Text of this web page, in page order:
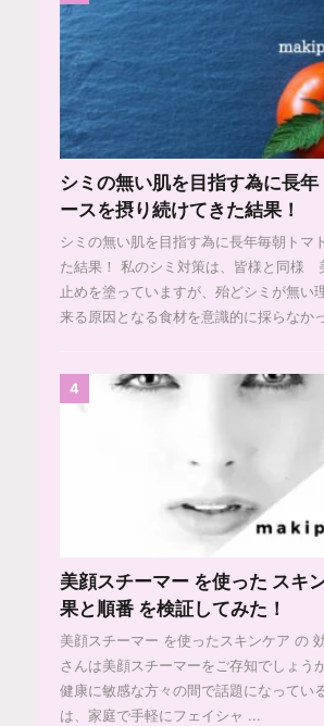
シミの無い肌を目指す為に長年
ースを摂り続けてきた結果！
シミの無い肌を目指す為に長年毎朝トマ
た結果！ 私のシミ対策は、皆様と同様
止めを塗っていますが、殆どシミが無い
来る原因となる食材を意識的に採らなか
4
美顔スチーマー を使った スキ
果と順番 を検証してみた！
美顔スチーマー を使ったスキンケア の
さんは美顔スチーマーをご存知でしょう
健康に敏感な方々の間で話題になってい
は、家庭で手軽にフェイシャ ...